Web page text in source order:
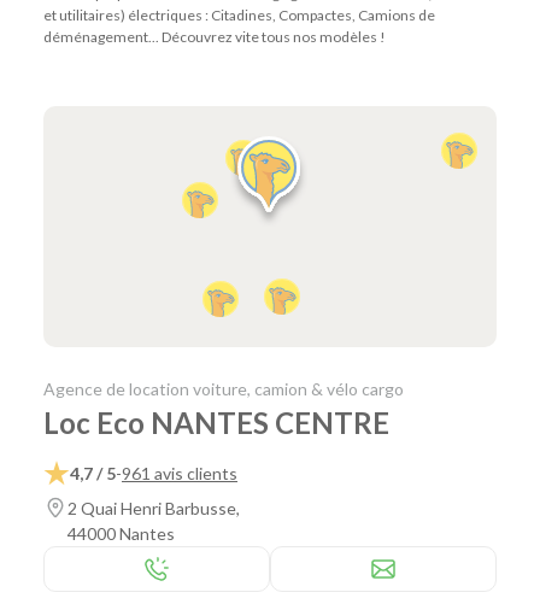
et utilitaires) électriques : Citadines, Compactes, Camions de
déménagement... Découvrez vite tous nos modèles !
Agence de location voiture, camion & vélo cargo
Loc Eco NANTES CENTRE
4,7 / 5-961 avis clients
2 Quai Henri Barbusse,
44000 Nantes